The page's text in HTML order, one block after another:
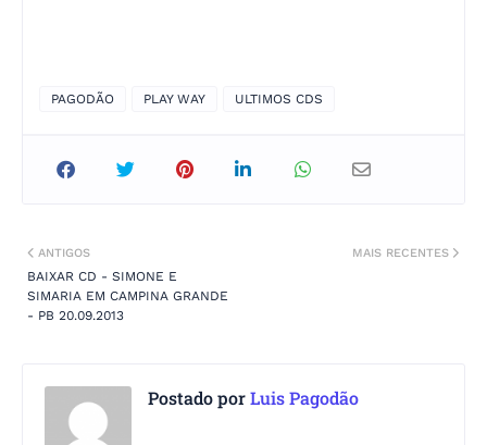
PAGODÃO PLAY WAY ULTIMOS CDS
MAIS RECENTES
ANTIGOS
BAIXAR CD - SIMONE E
SIMARIA EM CAMPINA GRANDE
- PB 20.09.2013
Postado porLuis Pagodão